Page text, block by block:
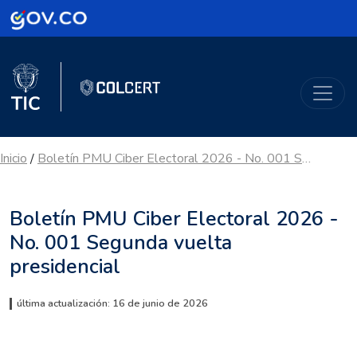
ColCERT
Inicio/ Boletín PMU Ciber Electoral 2026 - No. 001 Segunda vuelta presidencial
Boletín PMU Ciber Electoral 2026 -
No. 001 Segunda vuelta
presidencial
última actualización: 16 de junio de 2026